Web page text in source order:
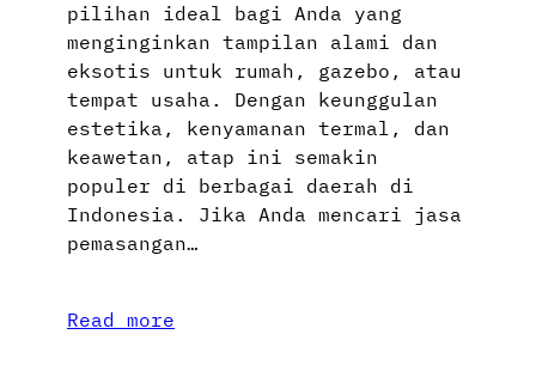
pilihan ideal bagi Anda yang
menginginkan tampilan alami dan
eksotis untuk rumah, gazebo, atau
tempat usaha. Dengan keunggulan
estetika, kenyamanan termal, dan
keawetan, atap ini semakin
populer di berbagai daerah di
Indonesia. Jika Anda mencari jasa
pemasangan…
Read more